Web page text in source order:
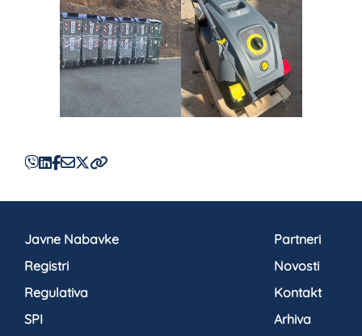
Javne Nabavke
Registri
Regulativa
SPI
Partneri
Novosti
Kontakt
Arhiva